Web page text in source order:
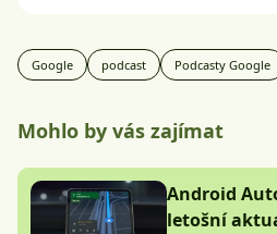
Google podcast Podcasty Google
Mohlo by vás zajímat
Android
letošní